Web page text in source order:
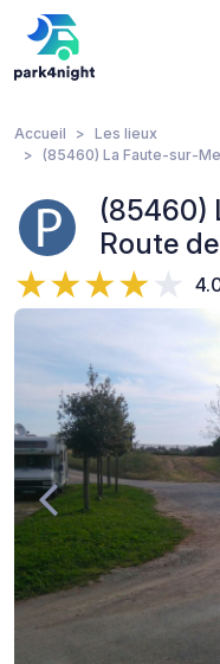
Accueil
Les lieux
(85460) La Faute-sur-
(85460)
Route